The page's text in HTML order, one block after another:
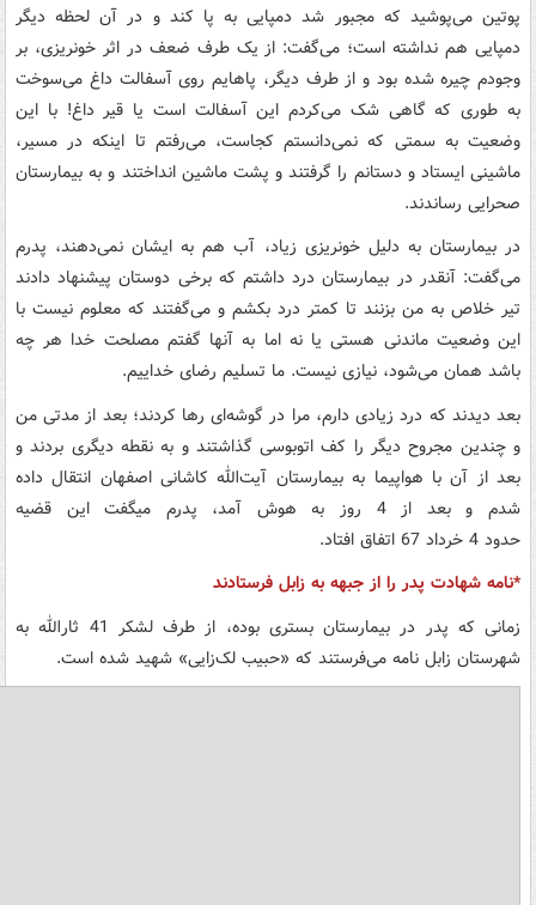
پوتین می‌پوشید که مجبور شد دمپایی به پا کند و در آن لحظه دیگر
دمپایی هم نداشته است؛‌ می‌گفت: از یک طرف ضعف در اثر خونریزی، بر
وجودم چیره شده بود و از طرف دیگر، پاهایم روی آسفالت داغ می‌سوخت
به طوری که گاهی شک می‌کردم این آسفالت است یا قیر داغ! با این
وضعیت به سمتی که نمی‌دانستم کجاست، می‌رفتم تا اینکه در مسیر،
ماشینی ایستاد و دستانم را گرفتند و پشت ماشین انداختند و به بیمارستان
صحرایی رساندند.
در بیمارستان به دلیل خونریزی زیاد، آب هم به ایشان نمی‌دهند،‌ پدرم
می‌گفت: آنقدر در بیمارستان درد داشتم که برخی دوستان پیشنهاد دادند
‌تیر خلاص به من بزنند تا کمتر درد بکشم و می‌گفتند که معلوم نیست با
این وضعیت ماندنی هستی یا نه اما به آنها گفتم مصلحت خدا هر چه
باشد همان می‌شود،‌ نیازی نیست. ما تسلیم رضای خداییم.
بعد دیدند که درد زیادی دارم، مرا در گوشه‌ای رها کردند؛ بعد از مدتی من
و چندین مجروح دیگر را کف اتوبوسی گذاشتند و به نقطه دیگری بردند و
بعد از آن با هواپیما به بیمارستان آیت‌الله کاشانی اصفهان انتقال داده
شدم و بعد از 4 روز به هوش آمد، پدرم می‏گفت این قضیه
حدود 4 خرداد 67 اتفاق افتاد.
*نامه شهادت پدر را از جبهه به زابل فرستادند
زمانی که پدر در بیمارستان بستری بوده، از طرف لشکر 41 ثارالله به
شهرستان زابل نامه می‌فرستند که «حبیب لک‌زایی» شهید شده است.